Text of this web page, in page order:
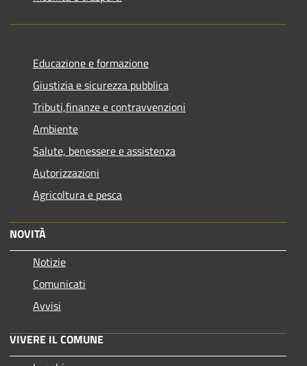
Educazione e formazione
Giustizia e sicurezza pubblica
Tributi,finanze e contravvenzioni
Ambiente
Salute, benessere e assistenza
Autorizzazioni
Agricoltura e pesca
NOVITÀ
Notizie
Comunicati
Avvisi
VIVERE IL COMUNE